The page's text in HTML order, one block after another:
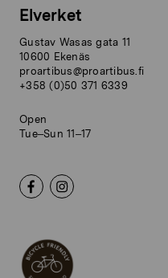
Elverket
Gustav Wasas gata 11
10600 Ekenäs
proartibus@proartibus.fi
+358 (0)50 371 6339
Open
Tue–Sun 11–17